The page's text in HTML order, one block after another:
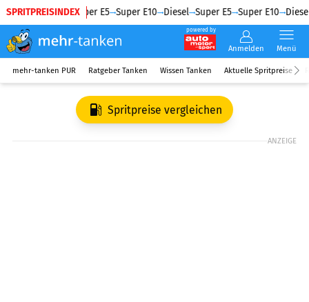
SPRITPREISINDEX
Diesel Super E5 Super E10 Diesel Super E5 Super E10 Diesel
powered by
Anmelden Menü
mehr-tanken PUR Ratgeber Tanken Wissen Tanken Aktuelle Spritpreise
Spritpreise vergleichen
ANZEIGE